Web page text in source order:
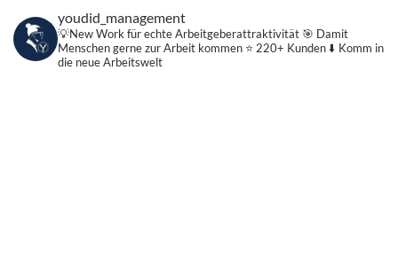
youdid_management
💡New Work für echte Arbeitgeberattraktivität 🎯 Damit
Menschen gerne zur Arbeit kommen ⭐️ 220+ Kunden⬇️ Komm in
die neue Arbeitswelt